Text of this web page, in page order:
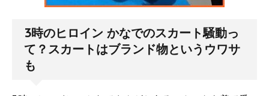
3時のヒロイン かなでのスカート騒動っ
て？スカートはブランド物というウワサ
も